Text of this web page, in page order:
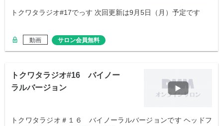
トクワタラジオ#17でっす 次回更新は9月5日（月）予定です
動画 サロン会員無料
トクワタラジオ#16 バイノー
ラルバージョン
トクワタラジオ＃１６ バイノーラルバージョンです ヘッドフ